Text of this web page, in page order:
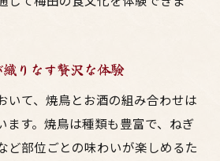
ラリー空間が共鳴する理由
する美意識と酒場文化
酒屋ギャラリーの楽しみ方
阪の注目スポット案内
りなす贅沢な体験
いて、焼鳥とお酒の組み合わせは
ます。焼鳥は種類も豊富で、ねぎ
ど部位ごとの味わいが楽しめるた